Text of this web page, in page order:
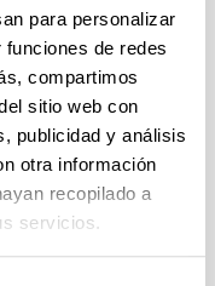
para personalizar
de redes
compartimos
sitio web con
publicidad y análisis
otra información
recopilado a
servicios.
2019